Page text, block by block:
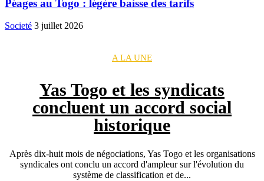
Péages au Togo : légère baisse des tarifs
Societé 3 juillet 2026
A LA UNE
Yas Togo et les syndicats
concluent un accord social
historique
Après dix-huit mois de négociations, Yas Togo et les organisations
syndicales ont conclu un accord d'ampleur sur l'évolution du
système de classification et de...